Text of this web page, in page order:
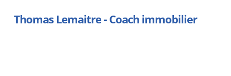
Thomas Lemaitre - Coach immobilier